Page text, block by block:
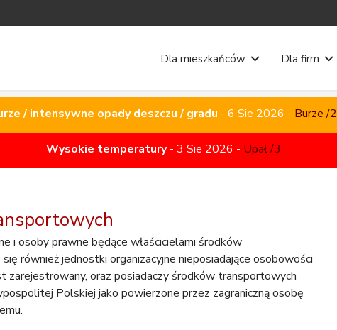
Dla mieszkańców Dla firm
/ intensywne opady deszczu / gradu - 6 Sie 2026 - Burze /2
/ intensywne opady deszczu / gradu - 6 Sie 2026 - Burze /2
Wysokie temperatury- 3 Sie 2026 - Upał /3
i osoby prawne będące właścicielami środków
również jednostki organizacyjne nieposiadające osobowości
zarejestrowany, oraz posiadaczy środków transportowych
Polskiej jako powierzone przez zagraniczną osobę